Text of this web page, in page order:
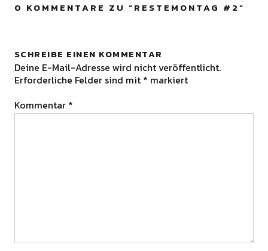
0 KOMMENTARE ZU “RESTEMONTAG #2”
SCHREIBE EINEN KOMMENTAR
Deine E-Mail-Adresse wird nicht veröffentlicht.
Erforderliche Felder sind mit * markiert
Kommentar *